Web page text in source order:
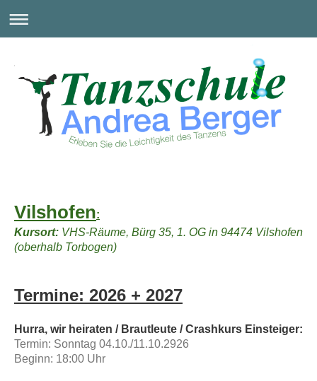
Vilshofen:
Kursort: VHS-Räume, Bürg 35, 1. OG in 94474 Vilshofen
(oberhalb Torbogen)
Termine: 2026 + 2027
Hurra, wir heiraten / Brautleute / Crashkurs Einsteiger:
Termin: Sonntag 04.10./11.10.2926
Beginn: 18:00 Uhr